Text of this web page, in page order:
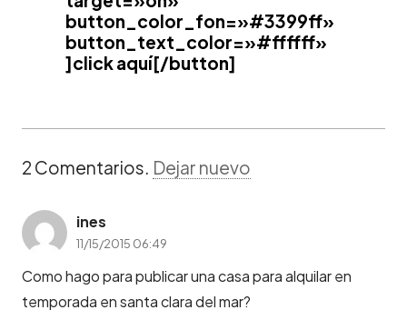
button_color_fon=»#3399ff»
button_text_color=»#ffffff»
]click aquí[/button]
2 Comentarios. Dejar nuevo
ines
11/15/2015 06:49
Como hago para publicar una casa para alquilar en
temporada en santa clara del mar?